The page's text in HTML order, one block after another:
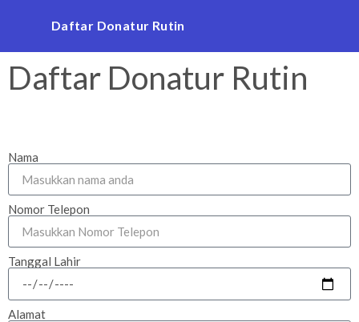
Daftar Donatur Rutin
Daftar Donatur Rutin
Nama
Nomor Telepon
Tanggal Lahir
Alamat